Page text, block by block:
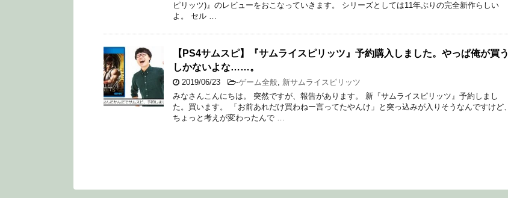
ピリッツ)』のレビューをおこなっていきます。 シリーズとしては11年ぶりの完全新作らしい
よ。 セル …
【PS4サムスピ】『サムライスピリッツ』予約購入しました。やっぱ俺が買う
しかないよな……。
2019/06/23 -ゲーム全般, 新サムライスピリッツ
みなさんこんにちは。 突然ですが、報告があります。 新『サムライスピリッツ』予約しまし
た。買います。 「お前あれだけ買わねー言ってたやんけ」と突っ込みが入りそうなんですけど、
ちょっと考えが変わったんで …